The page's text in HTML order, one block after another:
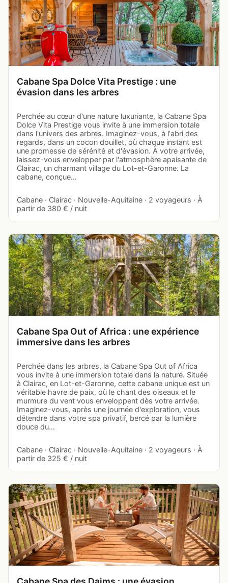
Cabane Spa Dolce Vita Prestige : une
évasion dans les arbres
Perchée au cœur d'une nature luxuriante, la Cabane Spa
Dolce Vita Prestige vous invite à une immersion totale
dans l'univers des arbres. Imaginez-vous, à l'abri des
regards, dans un cocon douillet, où chaque instant est
une promesse de sérénité et d'évasion. À votre arrivée,
laissez-vous envelopper par l'atmosphère apaisante de
Clairac, un charmant village du Lot-et-Garonne. La
cabane, conçue…
Cabane · Clairac · Nouvelle-Aquitaine · 2 voyageurs · À
partir de 380 € / nuit
Cabane Spa Out of Africa : une expérience
immersive dans les arbres
Perchée dans les arbres, la Cabane Spa Out of Africa
vous invite à une immersion totale dans la nature. Située
à Clairac, en Lot-et-Garonne, cette cabane unique est un
véritable havre de paix, où le chant des oiseaux et le
murmure du vent vous enveloppent dès votre arrivée.
Imaginez-vous, après une journée d'exploration, vous
détendre dans votre spa privatif, bercé par la lumière
douce du…
Cabane · Clairac · Nouvelle-Aquitaine · 2 voyageurs · À
partir de 325 € / nuit